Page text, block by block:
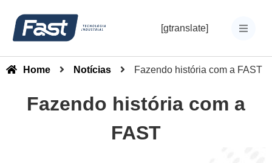
[gtranslate]
Home Notícias Fazendo história com a FAST
Fazendo história com a
FAST